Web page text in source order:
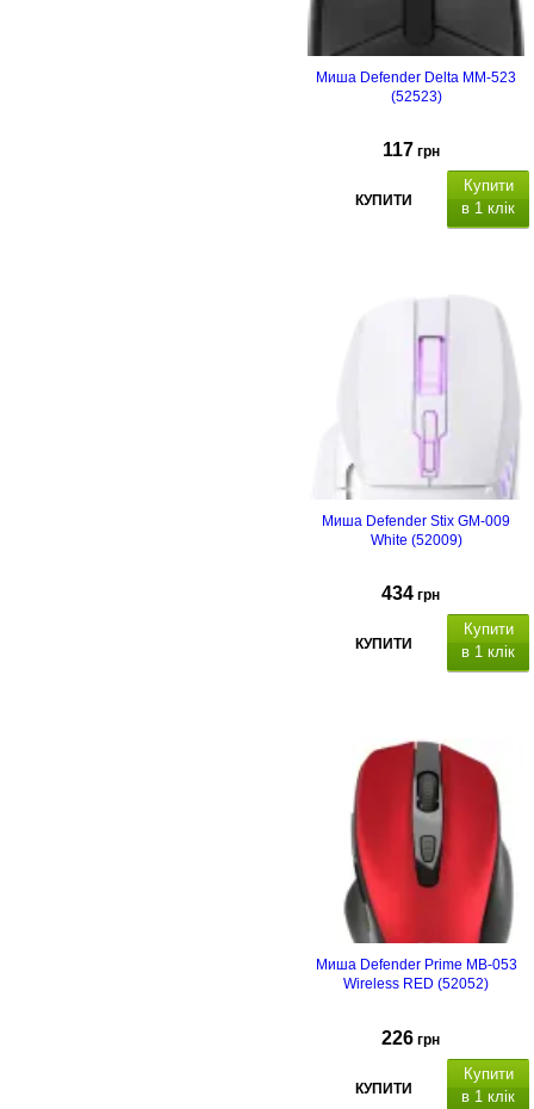
Миша Defender Delta MM-523
(52523)
117 грн
КУПИТИ
Купити
в 1 клік
Миша Defender Stix GM-009
White (52009)
434 грн
КУПИТИ
Купити
в 1 клік
Миша Defender Prime MB-053
Wireless RED (52052)
226 грн
КУПИТИ
Купити
в 1 клік